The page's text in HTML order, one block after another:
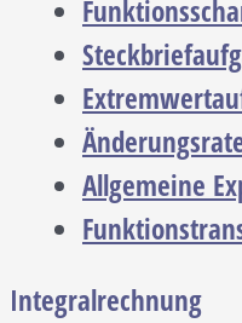
Allgemeine
Integralrechnung